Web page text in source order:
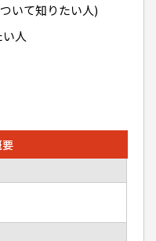
いて知りたい人)
人